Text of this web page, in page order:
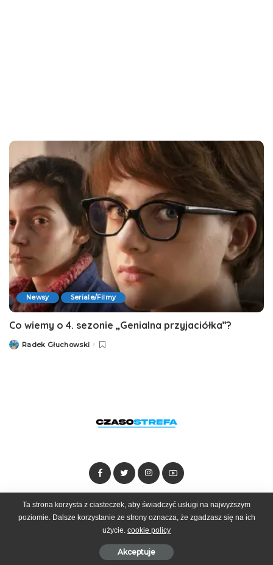
Newsy Seriale/Filmy
Co wiemy o 4. sezonie „Genialna przyjaciółka”?
PostedRadek Głuchowski
Dołącz do zespołu Kontakt Reklama
© 2025 Czasostrefa by Goobrand
Ta strona korzysta z ciasteczek, aby świadczyć usługi na najwyższym
poziomie. Dalsze korzystanie ze strony oznacza, że zgadzasz się na ich
użycie. cookie policy
Akceptuje